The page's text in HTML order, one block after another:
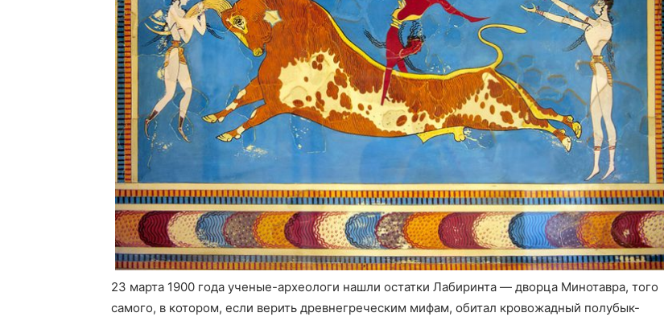
23 марта 1900 года ученые-археологи нашли остатки Лабиринта — дворца Минотавра, того
самого, в котором, если верить древнегреческим мифам, обитал кровожадный полубык-